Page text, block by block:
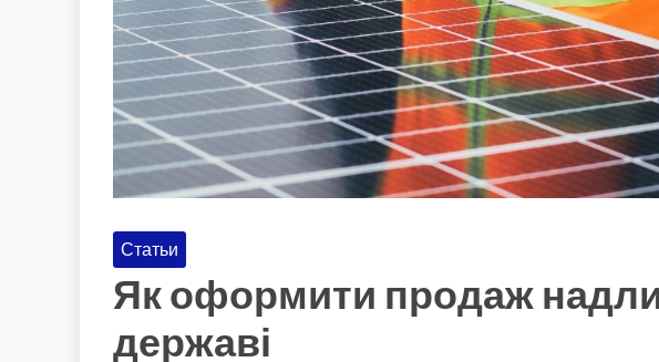
Статьи
Як оформити продаж
державі